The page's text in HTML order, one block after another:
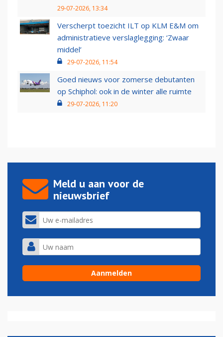
29-07-2026, 13:34
Verscherpt toezicht ILT op KLM E&M om
administratieve verslaglegging: ‘Zwaar
middel’
29-07-2026, 11:54
Goed nieuws voor zomerse debutanten
op Schiphol: ook in de winter alle ruimte
29-07-2026, 11:20
Meld u aan voor de
nieuwsbrief